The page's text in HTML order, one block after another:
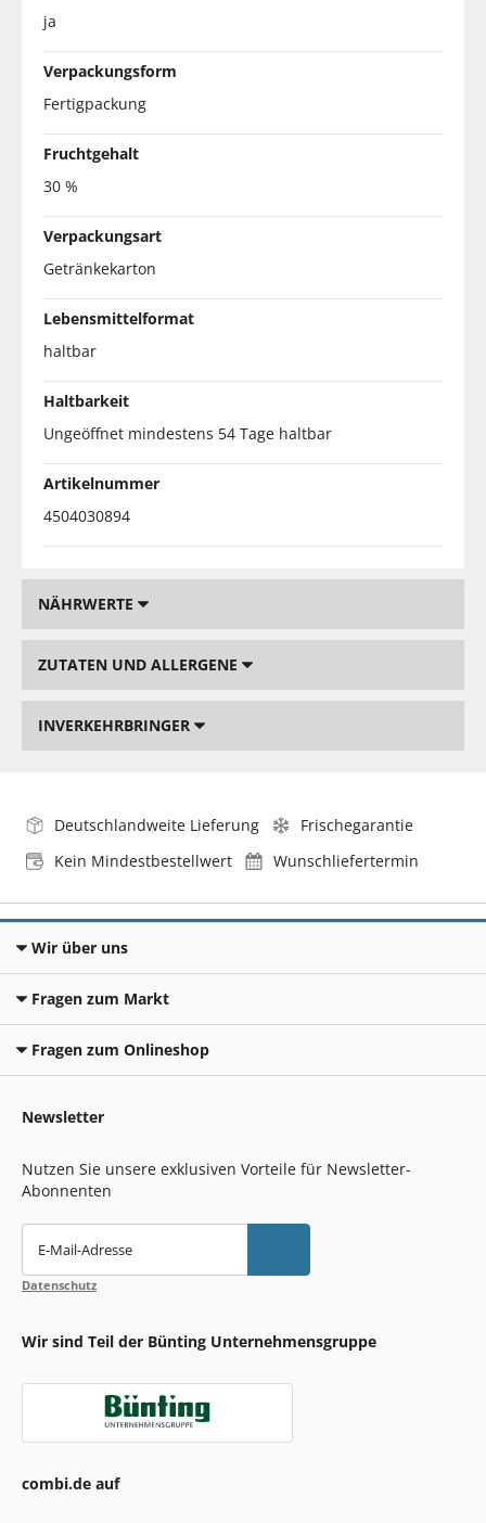
ja
Verpackungsform
Fertigpackung
Fruchtgehalt
30 %
Verpackungsart
Getränkekarton
Lebensmittelformat
haltbar
Haltbarkeit
Ungeöffnet mindestens 54 Tage haltbar
Artikelnummer
4504030894
NÄHRWERTE
ZUTATEN UND ALLERGENE
INVERKEHRBRINGER
Deutschlandweite Lieferung
Frischegarantie
Kein Mindestbestellwert
Wunschliefertermin
Wir über uns
Fragen zum Markt
Fragen zum Onlineshop
Newsletter
Nutzen Sie unsere exklusiven Vorteile für Newsletter-
Abonnenten
E-Mail-Adresse
Datenschutz
Wir sind Teil der Bünting Unternehmensgruppe
combi.de auf